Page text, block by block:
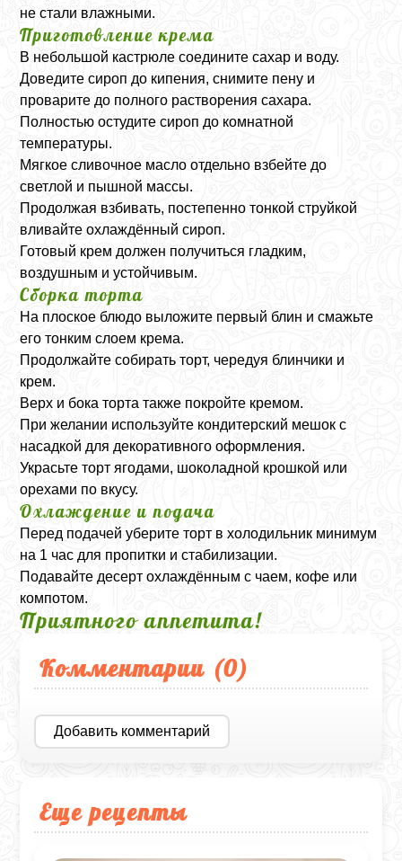
не стали влажными.
Приготовление крема
В небольшой кастрюле соедините сахар и воду.
Доведите сироп до кипения, снимите пену и
проварите до полного растворения сахара.
Полностью остудите сироп до комнатной
температуры.
Мягкое сливочное масло отдельно взбейте до
светлой и пышной массы.
Продолжая взбивать, постепенно тонкой струйкой
вливайте охлаждённый сироп.
Готовый крем должен получиться гладким,
воздушным и устойчивым.
Сборка торта
На плоское блюдо выложите первый блин и смажьте
его тонким слоем крема.
Продолжайте собирать торт, чередуя блинчики и
крем.
Верх и бока торта также покройте кремом.
При желании используйте кондитерский мешок с
насадкой для декоративного оформления.
Украсьте торт ягодами, шоколадной крошкой или
орехами по вкусу.
Охлаждение и подача
Перед подачей уберите торт в холодильник минимум
на 1 час для пропитки и стабилизации.
Подавайте десерт охлаждённым с чаем, кофе или
компотом.
Приятного аппетита!
Комментарии (0)
Добавить комментарий
Еще рецепты